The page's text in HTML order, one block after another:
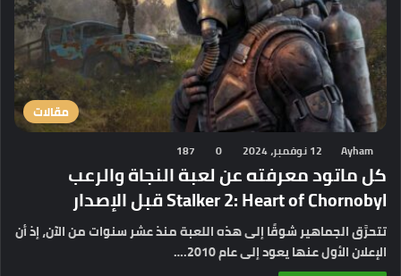
مقالات
Ayham 12 نوفمبر، 2024 0
187
كل ماتود معرفته عن لعبة النجاة والرعب
Stalker 2: Heart of Chornobyl قبل الإصدار
تتحرَّق الجماهير شوقًا إلى هذه اللعبة منذ عشر سنوات من الآن، إذ أن
الإعلان الأول عنها يعود إلى عام 2010.…